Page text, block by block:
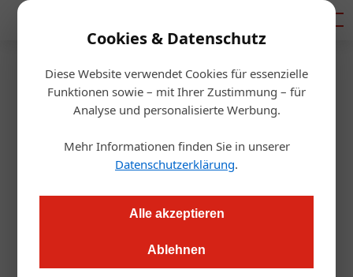
Cookies & Datenschutz
Diese Website verwendet Cookies für essenzielle
Funktionen sowie – mit Ihrer Zustimmung – für
Analyse und personalisierte Werbung.
Mehr Informationen finden Sie in unserer
Datenschutzerklärung.
Alle akzeptieren
Ablehnen
Homepage/Handel & Hersteller
Handel & Hersteller
« Vorherige 5 Nächste »
Hersteller
17. Juli 2025
Festspielweine 2025 für Operette Langenlois präsentiert
Gerhard Deim ist Newcomer Winzer des Jahres